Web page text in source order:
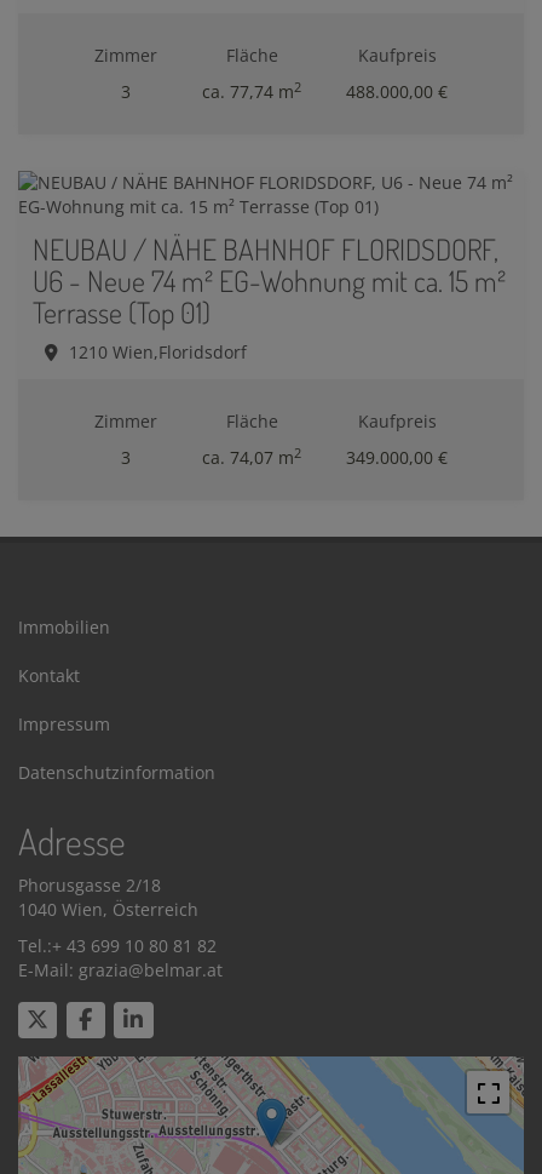
Zimmer
3
Fläche
ca. 77,74 m2
Kaufpreis
488.000,00 €
NEUBAU / NÄHE BAHNHOF FLORIDSDORF,
U6 - Neue 74 m² EG-Wohnung mit ca. 15 m²
Terrasse (Top 01)
1210 Wien,Floridsdorf
Zimmer
3
Fläche
ca. 74,07 m2
Kaufpreis
349.000,00 €
Immobilien
Kontakt
Impressum
Datenschutzinformation
Adresse
Phorusgasse 2/18
1040 Wien, Österreich
Tel.:+ 43 699 10 80 81 82
E-Mail: grazia@belmar.at